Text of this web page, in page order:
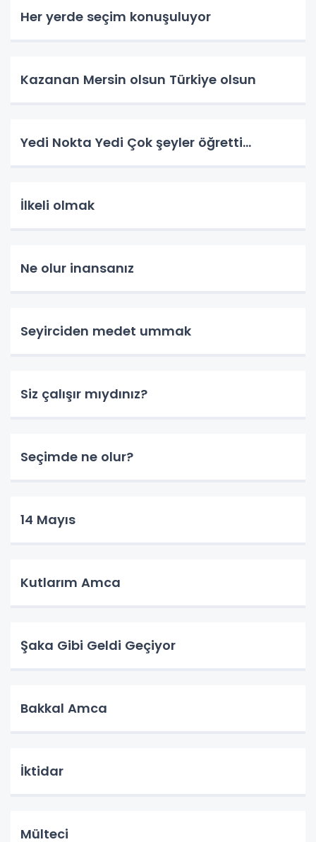
Her yerde seçim konuşuluyor
Kazanan Mersin olsun Türkiye olsun
Yedi Nokta Yedi Çok şeyler öğretti…
İlkeli olmak
Ne olur inansanız
Seyirciden medet ummak
Siz çalışır mıydınız?
Seçimde ne olur?
14 Mayıs
Kutlarım Amca
Şaka Gibi Geldi Geçiyor
Bakkal Amca
İktidar
Mülteci